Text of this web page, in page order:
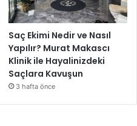
Saç Ekimi Nedir ve Nasıl
Yapılır? Murat Makascı
Klinik ile Hayalinizdeki
Saçlara Kavuşun
3 hafta önce